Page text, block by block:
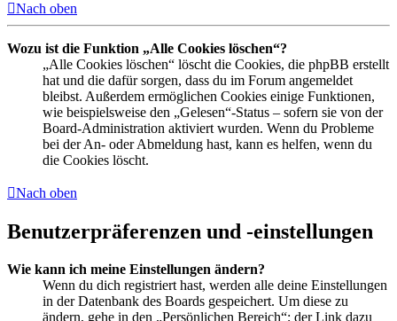
Nach oben
Wozu ist die Funktion „Alle Cookies löschen“?
„Alle Cookies löschen“ löscht die Cookies, die phpBB erstellt
hat und die dafür sorgen, dass du im Forum angemeldet
bleibst. Außerdem ermöglichen Cookies einige Funktionen,
wie beispielsweise den „Gelesen“-Status – sofern sie von der
Board-Administration aktiviert wurden. Wenn du Probleme
bei der An- oder Abmeldung hast, kann es helfen, wenn du
die Cookies löscht.
Nach oben
Benutzerpräferenzen und -einstellungen
Wie kann ich meine Einstellungen ändern?
Wenn du dich registriert hast, werden alle deine Einstellungen
in der Datenbank des Boards gespeichert. Um diese zu
ändern, gehe in den „Persönlichen Bereich“; der Link dazu